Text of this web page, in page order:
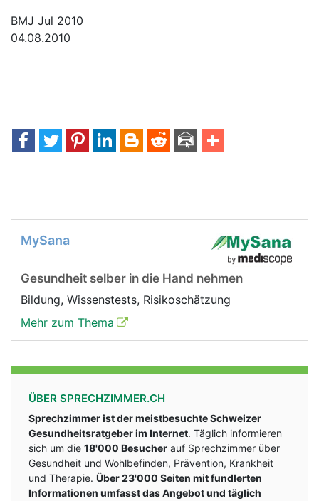
BMJ Jul 2010
04.08.2010
MySana
Gesundheit selber in die Hand nehmen
Bildung, Wissenstests, Risikoschätzung
Mehr zum Thema
ÜBER SPRECHZIMMER.CH
Sprechzimmer ist der meistbesuchte Schweizer
Gesundheitsratgeber im Internet. Täglich informieren
sich um die 18'000 Besucher auf Sprechzimmer über
Gesundheit und Wohlbefinden, Prävention, Krankheit
und Therapie. Über 23'000 Seiten mit fundlerten
Informationen umfasst das Angebot und täglich